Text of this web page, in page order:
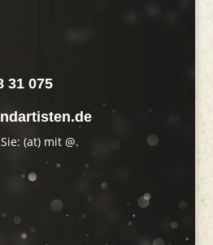
31 075
(at) mit @.